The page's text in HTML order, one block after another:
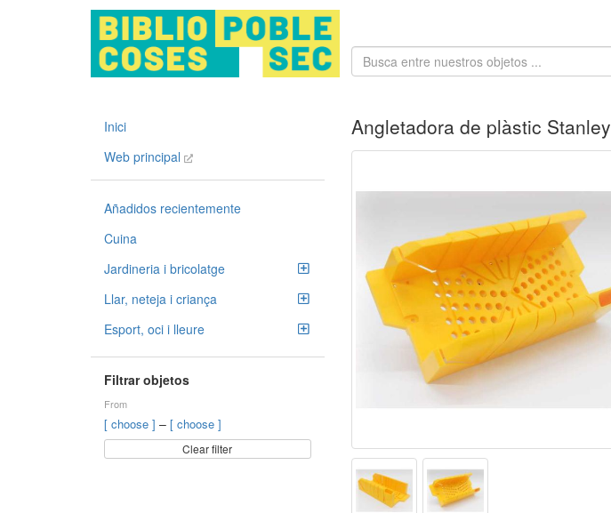
Inici
Web principal
Añadidos recientemente
Cuina
Jardineria i bricolatge
Llar, neteja i criança
Esport, oci i lleure
Filtrar objetos
From
[ choose ] – [ choose ]
Clear filter
Angletadora de plàstic Stanley